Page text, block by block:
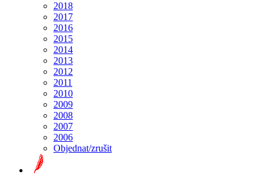
2018
2017
2016
2015
2014
2013
2012
2011
2010
2009
2008
2007
2006
Objednat/zrušit